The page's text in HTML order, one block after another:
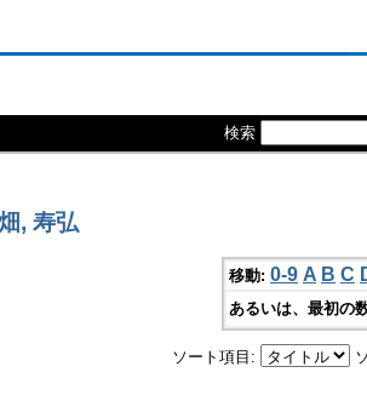
検索
, 寿弘
移動: 0-9 A B C
あるいは、最初の
ソート項目: